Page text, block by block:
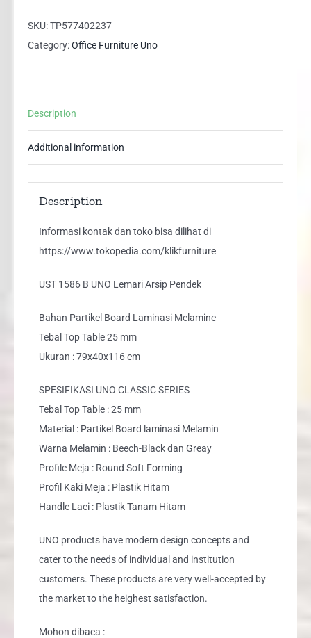
UNO
Lemari
Pendek
SKU:TP577402237
Category:Office Furniture Uno
Description
Additional information
Description
Informasi kontak dan toko bisa dilihat di
https://www.tokopedia.com/klikfurniture
UST 1586 B UNO Lemari Arsip Pendek
Bahan Partikel Board Laminasi Melamine
Tebal Top Table 25 mm
Ukuran : 79x40x116 cm
SPESIFIKASI UNO CLASSIC SERIES
Tebal Top Table : 25 mm
Material : Partikel Board laminasi Melamin
Warna Melamin : Beech-Black dan Greay
Profile Meja : Round Soft Forming
Profil Kaki Meja : Plastik Hitam
Handle Laci : Plastik Tanam Hitam
UNO products have modern design concepts and
cater to the needs of individual and institution
customers. These products are very well-accepted by
the market to the heighest satisfaction.
Mohon dibaca :